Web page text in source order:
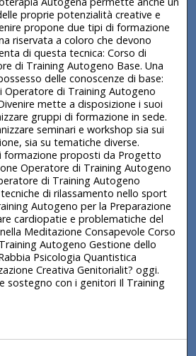
proprie potenzialità creative e
propone due tipi di formazione
riservata a coloro che devono
di questa tecnica: Corso di
di Training Autogeno Base. Una
delle conoscenze di base:
Operatore di Training Autogeno
mette a disposizione i suoi
gruppi di formazione in sede.
seminari e workshop sia sui
sia su tematiche diverse.
formazione proposti da Progetto
Operatore di Training Autogeno
di Training Autogeno
di rilassamento nello sport
Autogeno per la Preparazione
cardiopatie e problematiche del
Meditazione Consapevole Corso
Autogeno Gestione dello
Psicologia Quantistica
Creativa Genitorialit? oggi.
sostegno con i genitori Il Training